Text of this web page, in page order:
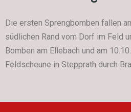
Die ersten Sprengbomben fallen
südlichen Rand vom Dorf im Feld
Bomben am Ellebach und am
Feldscheune in Stepprath durch